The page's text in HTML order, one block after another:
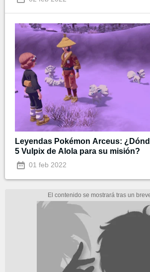
Leyendas Pokémon Arceus:
5 Vulpix de Alola para su misión?
01 feb 2022